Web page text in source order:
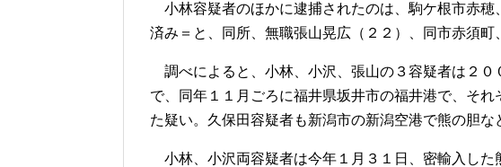
小林容疑者のほかに逮捕されたのは、駒ケ根市赤穂
済み＝と、同所、無職張山晃広（２２）、同市赤須町
調べによると、小林、小沢、張山の３容疑者は２０
で、同年１１月ごろに福井県坂井市の福井港で、そ
た疑い。久保田容疑者も新潟市の新潟空港で熊の胆な
小林、小沢両容疑者は今年１月３１日、密輸入した